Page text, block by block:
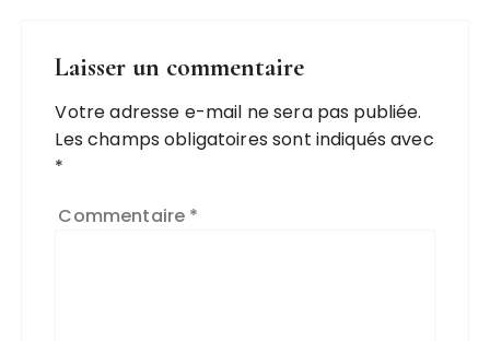
Laisser un commentaire
Votre adresse e-mail ne sera pas publiée.
Les champs obligatoires sont indiqués avec
*
Commentaire *